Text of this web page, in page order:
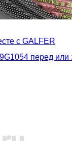
с GALFER
перед или